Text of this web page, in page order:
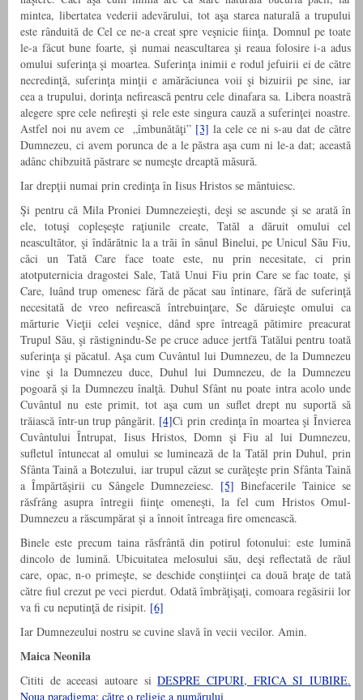
mintea, libertatea vederii adevărului, tot aşa starea naturală a trupului
este rânduită de Cel ce ne-a creat spre veşnicie fiinţa. Domnul pe toate
le-a făcut bune foarte, şi numai neascultarea şi reaua folosire i-a adus
omului suferinţa şi moartea. Suferinţa inimii e rodul jefuirii ei de către
necredinţă, suferinţa minţii e amărăciunea voii şi bizuirii pe sine, iar
cea a trupului, dorinţa nefirească pentru cele dinafara sa. Libera noastră
alegere spre cele nefireşti şi rele este singura cauză a suferinţei noastre.
Astfel noi nu avem ce „îmbunătăţi” [3] la cele ce ni s-au dat de către
Dumnezeu, ci avem porunca de a le păstra aşa cum ni le-a dat; această
adânc chibzuită păstrare se numeşte dreaptă măsură.
Iar drepţii numai prin credinţa în Iisus Hristos se mântuiesc.
Şi pentru că Mila Proniei Dumnezeieşti, deşi se ascunde şi se arată în
ele, totuşi copleşeşte raţiunile create, Tatăl a dăruit omului cel
neascultător, şi îndărătnic la a trăi în sânul Binelui, pe Unicul Său Fiu,
căci un Tată Care face toate este, nu prin necesitate, ci prin
atotputernicia dragostei Sale, Tată Unui Fiu prin Care se fac toate, şi
Care, luând trup omenesc fără de păcat sau întinare, fără de suferinţă
necesitată de vreo nefirească întrebuinţare, Se dăruieşte omului ca
mărturie Vieţii celei veşnice, dând spre întreagă pătimire preacurat
Trupul Său, şi răstignindu-Se pe cruce aduce jertfă Tatălui pentru toată
suferinţa şi păcatul. Aşa cum Cuvântul lui Dumnezeu, de la Dumnezeu
vine şi la Dumnezeu duce, Duhul lui Dumnezeu, de la Dumnezeu
pogoară şi la Dumnezeu înalţă. Duhul Sfânt nu poate intra acolo unde
Cuvântul nu este primit, tot aşa cum un suflet drept nu suportă să
trăiască într-un trup pângărit. [4]Ci prin credinţa în moartea şi Învierea
Cuvântului Întrupat, Iisus Hristos, Domn şi Fiu al lui Dumnezeu,
sufletul întunecat al omului se luminează de la Tatăl prin Duhul, prin
Sfânta Taină a Botezului, iar trupul căzut se curăţeşte prin Sfânta Taină
a Împărtăşirii cu Sângele Dumnezeiesc. [5] Binefacerile Tainice se
răsfrâng asupra întregii fiinţe omeneşti, la fel cum Hristos Omul-
Dumnezeu a răscumpărat şi a înnoit întreaga fire omenească.
Binele este precum taina răsfrântă din potirul fotonului: este lumină
dincolo de lumină. Ubicuitatea melosului său, deşi reflectată de răul
care, opac, n-o primeşte, se deschide conştiinţei ca două braţe de tată
către fiul crezut pe veci pierdut. Odată îmbrăţişaţi, comoara regăsirii lor
va fi cu neputinţă de risipit. [6]
Iar Dumnezeului nostru se cuvine slavă în vecii vecilor. Amin.
Maica Neonila
Cititi de aceeasi autoare siDESPRE CIPURI, FRICA SI IUBIRE.
Noua paradigma: către o religie a numărului